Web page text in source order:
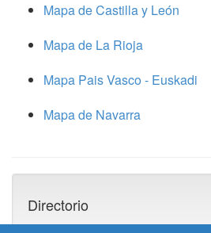
Mapa de Castilla y León
Mapa de La Rioja
Mapa Pais Vasco - Euskadi
Mapa de Navarra
Directorio